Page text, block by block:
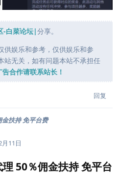
-白菜论坛|分享。
供娱乐和参考，仅供娱乐和参
站无关，如有问题本站不承担任
告合作请联系站长！
回复
扶持 免平台费
11日
50％佣金扶持 免平台